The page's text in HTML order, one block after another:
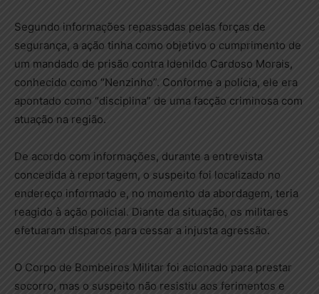
Segundo informações repassadas pelas forças de
segurança, a ação tinha como objetivo o cumprimento de
um mandado de prisão contra Idenildo Cardoso Morais,
conhecido como “Nenzinho”. Conforme a polícia, ele era
apontado como “disciplina” de uma facção criminosa com
atuação na região.
De acordo com informações, durante a entrevista
concedida à reportagem, o suspeito foi localizado no
endereço informado e, no momento da abordagem, teria
reagido à ação policial. Diante da situação, os militares
efetuaram disparos para cessar a injusta agressão.
O Corpo de Bombeiros Militar foi acionado para prestar
socorro, mas o suspeito não resistiu aos ferimentos e